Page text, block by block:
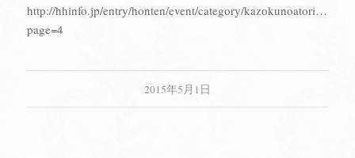
http://hhinfo.jp/entry/honten/event/category/kazokunoatorie/0?
page=4
2015年5月1日